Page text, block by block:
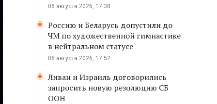
06 августа 2026, 17:38
Россию и Беларусь допустили до
ЧМ по художественной гимнастике
в нейтральном статусе
06 августа 2026, 17:52
Ливан и Израиль договорились
запросить новую резолюцию СБ
ООН